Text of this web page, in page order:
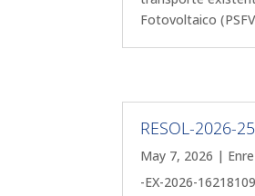
Fotovoltaico
RESOL-2026-
May 7, 2026 | Enre
-EX-2026-